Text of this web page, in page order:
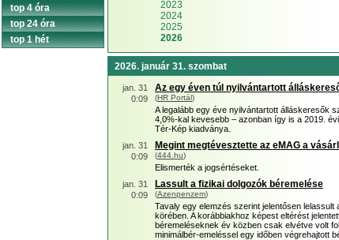
2023
2024
2025
2026
2026. január 31. szombat
jan. 31
0:09
Az egy éven túl nyilvántartott
(HR Portál)
A legalább egy éve nyilvántartott álláskeresők
4,0%-kal kevesebb – azonban így is a 2019.
Tér-Kép kiadványa.
jan. 31
0:09
Megint megtévesztette az eMAG a
(444.hu)
Elismerték a jogsértéseket.
jan. 31
0:09
Lassult a fizikai dolgozók béremelése
(Azenpenzem)
Tavaly egy elemzés szerint jelentősen
körében. A korábbiakhoz képest eltérést
béremeléseknek év közben csak elvétve volt
minimálbér-emeléssel egy időben végrehajtott
top 4 óra
top 24 óra
top 1 hét